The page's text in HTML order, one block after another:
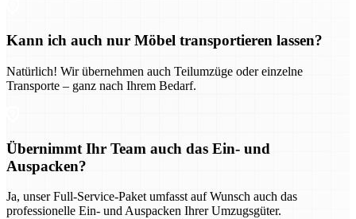
Kann ich auch nur Möbel transportieren lassen?
Natürlich! Wir übernehmen auch Teilumzüge oder einzelne
Transporte – ganz nach Ihrem Bedarf.
Übernimmt Ihr Team auch das Ein- und
Auspacken?
Ja, unser Full-Service-Paket umfasst auf Wunsch auch das
professionelle Ein- und Auspacken Ihrer Umzugsgüter.